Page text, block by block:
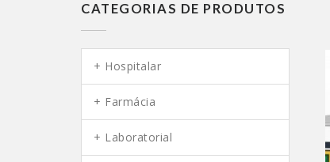
CATEGORIAS DE PRODUTOS
Hospitalar
Farmácia
Laboratorial